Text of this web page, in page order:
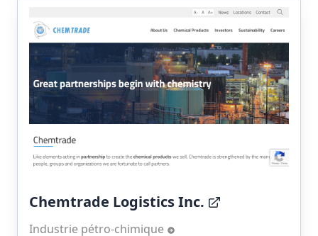
Chemtrade Logistics Inc.
Industrie pétro-chimique